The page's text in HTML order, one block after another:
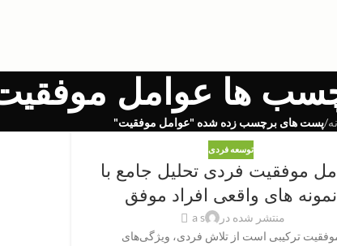
ها عوامل
/پست های برچسب زده شده "عوامل موفقیت"
توسعه فردی
موفقیت فردی تحلیل جامع با
نمونه های واقعی افراد موفق
منتشر شده در
a s
ترکیبی است از تلاش فردی، ویژگی‌های